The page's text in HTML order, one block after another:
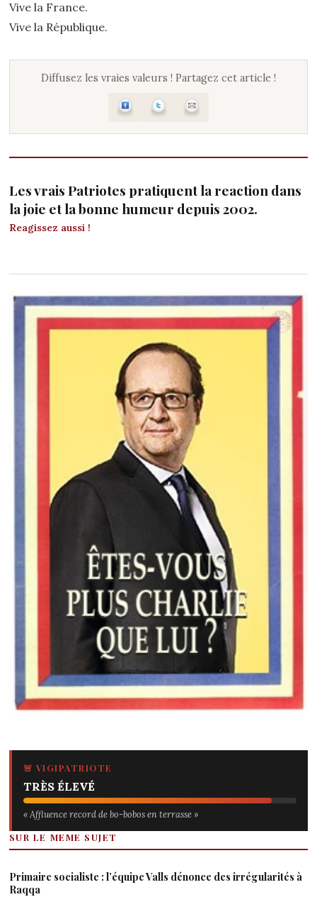
Vive la France.
Vive la République.
Diffusez les vraies valeurs ! Partagez cet article !
Les vrais Patriotes pratiquent la reaction dans
la joie et la bonne humeur depuis 2002.
Reagissez aussi !
🚨 VIGIPATRIOTE
TRÈS ÉLEVÉ
« Affluence record de bo-bobos en terrasse »
SUR LE MEME SUJET
Primaire socialiste : l’équipe Valls dénonce des irrégularités à
Raqqa